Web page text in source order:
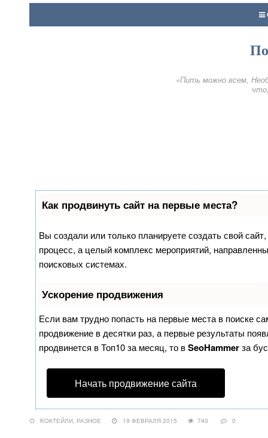
«Пить можно всем,
Как продвинуть сайт на первые места?
Вы создали или только планируете создать свой
процесс, а целый комплекс мероприятий,
поисковых системах.
Ускорение продвижения
Если вам трудно попасть на первые места в поиске
продвижение в десятки раз, а первые результаты
продвинется в Топ10 за месяц, то вSeoHammerза
Начать продвижение сайта
KОКТЕЙЛИ, РАЗНОЕ 19 ФЕВРАЛЯ 2015 740 0